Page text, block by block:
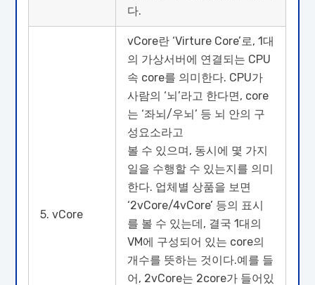
다.
5. vCore
vCore란 ‘Virture Core’로, 1대
의 가상서버에 연결되는 CPU
속 core를 의미한다. CPU가
사람의 ‘뇌’라고 한다면, core
는 ‘좌뇌/우뇌’ 등 뇌 안의 구
성요소라고
볼 수 있으며, 동시에 몇 가지
일을 수행할 수 있는지를 의미
한다. 업체별 상품을 보면
‘2vCore/4vCore’ 등의 표시
를 볼 수 있는데, 결국 1대의
VM에 구성되어 있는 core의
개수를 뜻하는 것이다.예를 들
어, 2vCore는 2core가 들어있